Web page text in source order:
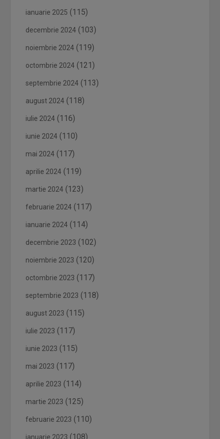
ianuarie 2025 (115)
decembrie 2024 (103)
noiembrie 2024 (119)
octombrie 2024 (121)
septembrie 2024 (113)
august 2024 (118)
iulie 2024 (116)
iunie 2024 (110)
mai 2024 (117)
aprilie 2024 (119)
martie 2024 (123)
februarie 2024 (117)
ianuarie 2024 (114)
decembrie 2023 (102)
noiembrie 2023 (120)
octombrie 2023 (117)
septembrie 2023 (118)
august 2023 (115)
iulie 2023 (117)
iunie 2023 (115)
mai 2023 (117)
aprilie 2023 (114)
martie 2023 (125)
februarie 2023 (110)
ianuarie 2023 (108)